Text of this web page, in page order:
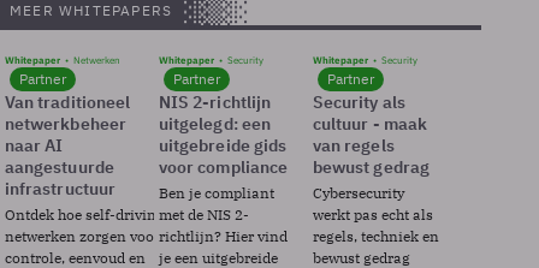
MEER WHITEPAPERS
Whitepaper Netwerken
Partner
Van traditioneel
netwerkbeheer
naar AI
aangestuurde
infrastructuur
Ontdek hoe self-driving
netwerken zorgen voor
controle, eenvoud en
Whitepaper Security
Partner
NIS 2-richtlijn
uitgelegd: een
uitgebreide gids
voor compliance
Ben je compliant
met de NIS 2-
richtlijn? Hier vind
je een uitgebreide
Whitepaper Security
Partner
Security als
cultuur - maak
van regels
bewust gedrag
Cybersecurity
werkt pas echt als
regels, techniek en
bewust gedrag